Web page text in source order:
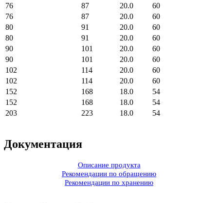
76
87 20.0
60
76
87 20.0
60
80
91 20.0
60
80
91 20.0
60
90
101 20.0
60
90
101 20.0
60
102
114 20.0
60
102
114 20.0
60
152
168 18.0
54
152
168 18.0
54
203
223 18.0 54
Документация
Описание продукта
Рекомендации по обращению
Рекомендации по хранению